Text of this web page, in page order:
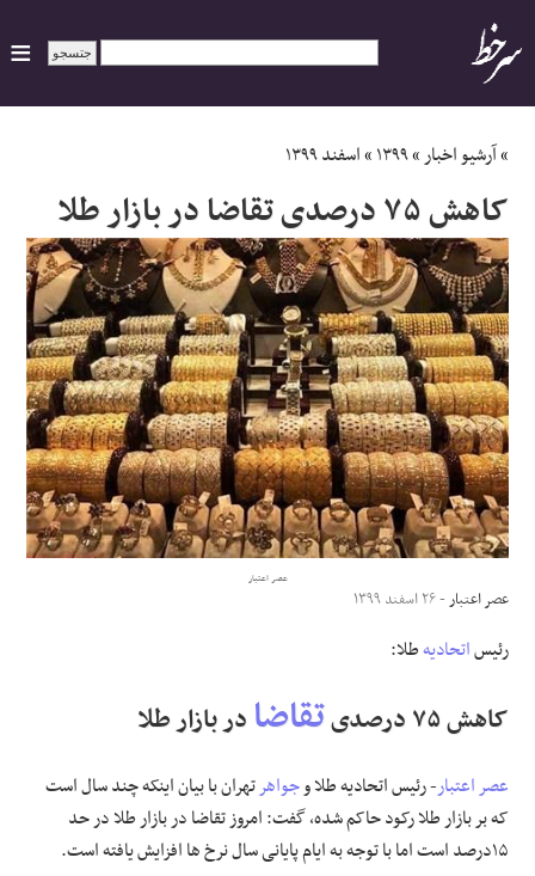
ایران
سیاسی
اقتصاد
ورزشی
جهان
اجتماعی
حوادث
علوم و فن آوری
فرهنگی و هنری
مقالات
»آرشیو اخبار»۱۳۹۹»اسفند ۱۳۹۹
کاهش ۷۵ درصدی تقاضا در بازار طلا
عصر اعتبار
عصر اعتبار- ۲۶ اسفند ۱۳۹۹
رئیساتحادیهطلا:
کاهش ۷۵ درصدی تقاضا در بازار طلا
عصر اعتبار- رئیس اتحادیه طلا وجواهرتهران با بیان اینکه چند سال است
که بر بازار طلا رکود حاکم شده، گفت: امروز تقاضا در بازار طلا در حد
۱۵درصد است اما با توجه به ایام پایانی سال نرخ ها افزایش یافته است.